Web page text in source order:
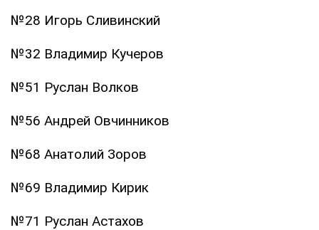
№28 Игорь Сливинский
№32 Владимир Кучеров
№51 Руслан Волков
№56 Андрей Овчинников
№68 Анатолий Зоров
№69 Владимир Кирик
№71 Руслан Астахов